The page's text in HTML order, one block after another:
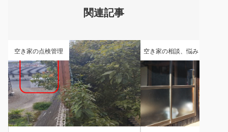
関連記事
空き家の点検管理 空き家の相談、悩み